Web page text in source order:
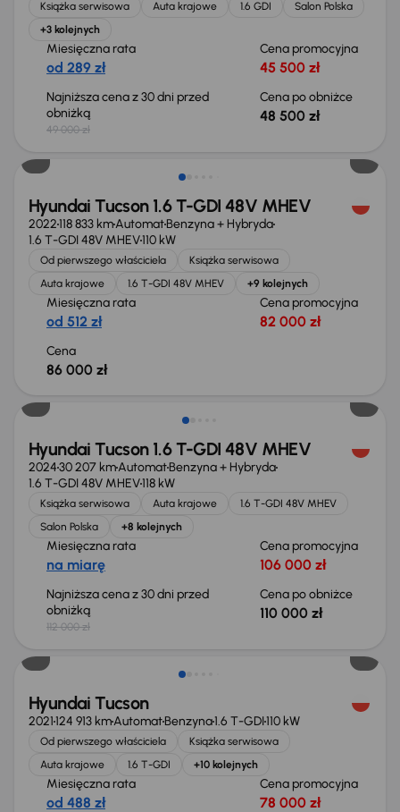
Książka serwisowa Auta krajowe 1.6 GDI
Salon Polska
+3 kolejnych
Miesięczna rata
od 289 zł
Cena promocyjna
45 500 zł
Najniższa cena z 30 dni przed
obniżką
49 000 zł
Cena po obniżce
48 500 zł
Możliwość odliczenia VAT
Hyundai Tucson 1.6 T-GDI 48V MHEV
2022118 833 kmAutomatBenzyna + Hybryda
1.6 T-GDI 48V MHEV110 kW
Od pierwszego właściciela
Książka serwisowa
Auta krajowe
1.6 T-GDI 48V MHEV +9 kolejnych
Miesięczna rata
od 512 zł
Cena promocyjna
82 000 zł
Cena
86 000 zł
Taniej o 2 000 zł
Hyundai Tucson 1.6 T-GDI 48V MHEV
202430 207 kmAutomatBenzyna + Hybryda
1.6 T-GDI 48V MHEV118 kW
Książka serwisowa Auta krajowe
1.6 T-GDI 48V MHEV
Salon Polska
+8 kolejnych
Miesięczna rata
na miarę
Cena promocyjna
106 000 zł
Najniższa cena z 30 dni przed
obniżką
112 000 zł
Cena po obniżce
110 000 zł
Możliwość odliczenia VAT
Hyundai Tucson
2021124 913 kmAutomatBenzyna1.6 T-GDI110 kW
Od pierwszego właściciela
Książka serwisowa
Auta krajowe
1.6 T-GDI +10 kolejnych
Miesięczna rata
od 488 zł
Cena promocyjna
78 000 zł